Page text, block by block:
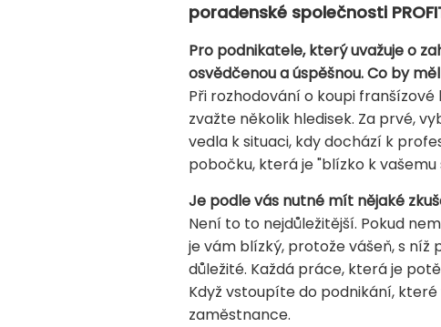
poradenské společnosti
Pro podnikatele, který uvažuje o
osvědčenou a úspěšnou. Co by
Při rozhodování o koupi
zvažte několik hledisek. Za prvé,
vedla k situaci, kdy dochází k
pobočku, která je "blízko k vašemu
Je podle vás nutné mít nějaké
Není to to nejdůležitější. Pokud
je vám blízký, protože vášeň, s
důležité. Každá práce, která je
Když vstoupíte do podnikání,
zaměstnance.